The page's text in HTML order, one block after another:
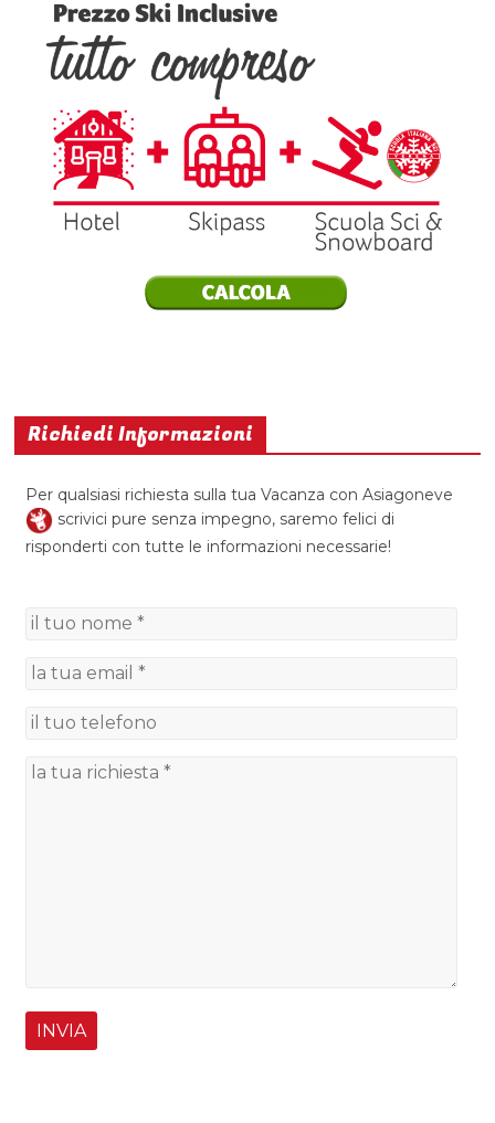
Richiedi Informazioni
Per qualsiasi richiesta sulla tua Vacanza con Asiagoneve
scrivici pure senza impegno, saremo felici di
risponderti con tutte le informazioni necessarie!